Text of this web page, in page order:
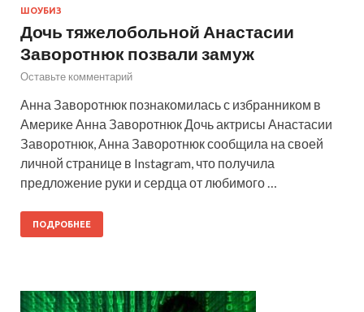
ШОУБИЗ
Дочь тяжелобольной Анастасии
Заворотнюк позвали замуж
Оставьте комментарий
Анна Заворотнюк познакомилась с избранником в
Америке Анна Заворотнюк Дочь актрисы Анастасии
Заворотнюк, Анна Заворотнюк сообщила на своей
личной странице в Instagram, что получила
предложение руки и сердца от любимого …
ПОДРОБНЕЕ